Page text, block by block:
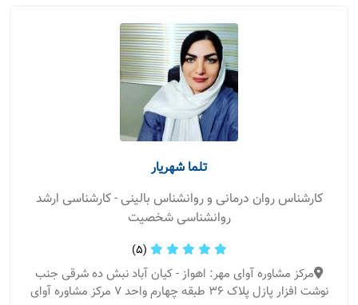
تلما شهریار
کارشناس روان درمانی و روانشناس بالینی - کارشناسی ارشد
روانشناسی شخصیت
(5)
مرکز مشاوره آوای مهر: اهواز - کیان آباد نبش ده شرقی جنب
نوشت افزار پازل پلاک 36 طبقه چهارم واحد 7 مرکز مشاوره آوای